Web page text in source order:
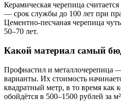
Керамическая черепица
— срок службы до 100 лет при
Цементно-песчаная черепица
50–70 лет.
Какой материал самый
Профнастил и металлочерепица
варианты. Их стоимость
квадратный метр, в то время как
обойдётся в 500–1500 рублей за